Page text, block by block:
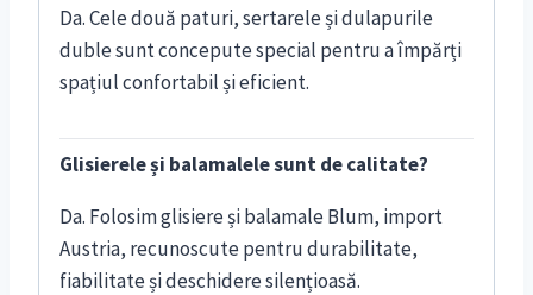
Da. Cele două paturi, sertarele și dulapurile
duble sunt concepute special pentru a împărți
spațiul confortabil și eficient.
Glisierele și balamalele sunt de calitate?
Da. Folosim glisiere și balamale Blum, import
Austria, recunoscute pentru durabilitate,
fiabilitate și deschidere silențioasă.